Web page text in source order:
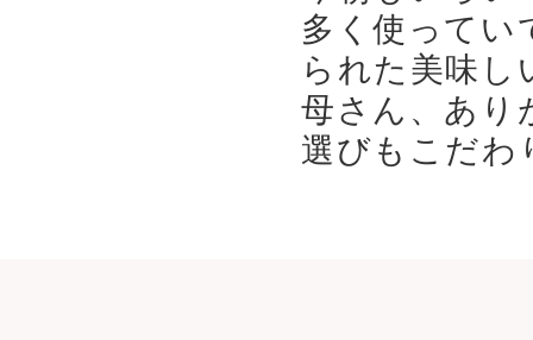
多く使ってい
られた美味
母さん、あり
選びもこだ